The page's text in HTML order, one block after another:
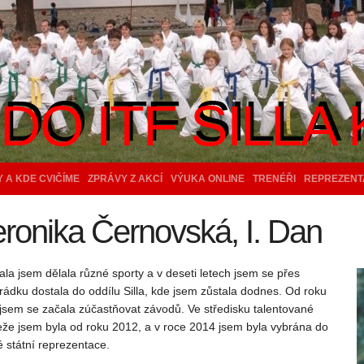
A KDE CVIČÍME ZPRÁVY Z AKCÍ VÝUKA ONLINE TRENÉŘI
ITF SILLA
ITF SILLA
Černovská, I. Dan
jsem dělala různé sporty a v deseti letech jsem se přes
dostala do oddílu Silla, kde jsem zůstala dodnes. Od roku
se začala zúčastňovat závodů. Ve středisku talentované
jsem byla od roku 2012, a v roce 2014 jsem byla vybrána do
státní reprezentace.